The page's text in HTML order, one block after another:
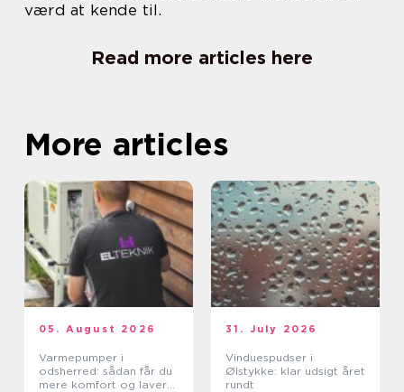
værd at kende til.
Read more articles here
More articles
05. August 2026
Varmepumper i
odsherred: sådan får du
mere komfort og lavere
31. July 2026
Vinduespudser i
Ølstykke: klar udsigt året
rundt